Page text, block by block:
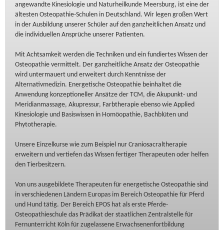
angewandte Kinesiologie und Naturheilkunde Meersburg, ist eine der
ältesten Osteopathie-Schulen in Deutschland. Wir legen großen Wert
in der Ausbildung unserer Schüler auf den ganzheitlichen Ansatz und
die individuellen Ansprüche unserer Patienten.
Mit Achtsamkeit werden die Techniken und ein fundiertes Wissen der
Osteopathie vermittelt. Der ganzheitliche Ansatz der Osteopathie
wird untermauert und erweitert durch Kenntnisse der
Alternativmedizin. Energetische Osteopathie beinhaltet die
Anwendung konzeptioneller Ansätze der TCM, die Akupunkt- und
Meridianmassage, Akupressur, Farbtherapie ebenso wie Applied
Kinesiologie und Basiswissen in Homöopathie, Bachblüten und
Phytotherapie.
Unsere Einzelkurse wie zum Beispiel nur Craniosacraltherapie
erweitern und vertiefen das Wissen fertiger Therapeuten oder helfen
den Tierbesitzern.
Von uns ausgebildete Therapeuten für energetische Osteopathie sind
in verschiedenen Ländern Europas im Bereich Osteopathie für Pferd
und Hund tätig. Der Bereich EPOS hat als erste Pferde-
Osteopathieschule das Prädikat der staatlichen Zentralstelle für
Fernunterricht Köln für zugelassene Erwachsenenfortbildung